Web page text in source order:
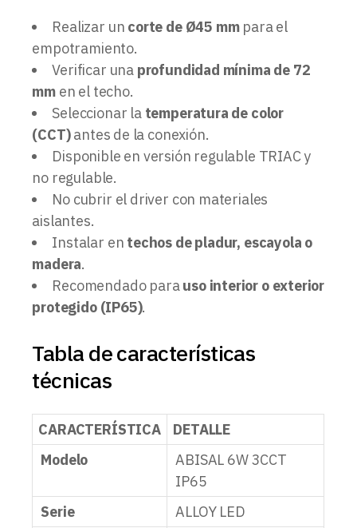
Realizar un corte de Ø45 mmpara el
empotramiento.
Verificar una profundidad mínima de 72
mmen el techo.
Seleccionar la temperatura de color
(CCT)antes de la conexión.
Disponible en versión regulable TRIAC y
no regulable.
No cubrir el driver con materiales
aislantes.
Instalar en techos de pladur, escayola o
madera.
Recomendado parauso interior o exterior
protegido (IP65).
Tabla de características
técnicas
CARACTERÍSTICA
DETALLE
Modelo
ABISAL 6W 3CCT
IP65
Serie
ALLOY LED